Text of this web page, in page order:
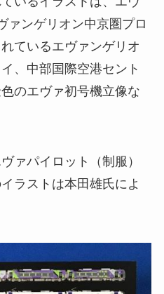
ァンゲリオン中京圏プロ
ているエヴァンゲリオ
、中部国際空港セント
のエヴァ初号機立像な
ァパイロット（制服）
ラストは本田雄氏によ